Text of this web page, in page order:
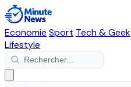
Economie Sport Tech & Geek
Lifestyle